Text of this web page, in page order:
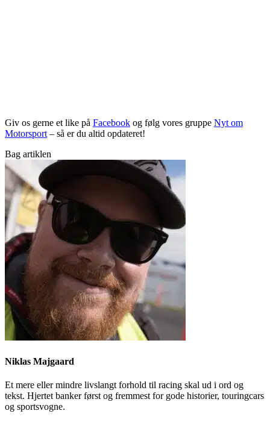
Giv os gerne et like på Facebook og følg vores gruppe Nyt om
Motorsport– så er du altid opdateret!
Bag artiklen
Niklas Majgaard
Et mere eller mindre livslangt forhold til racing skal ud i ord og
tekst. Hjertet banker først og fremmest for gode historier, touringcars
og sportsvogne.